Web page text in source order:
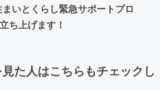
いとくらし緊急サポートプロ
ち上げます！
た人はこちらもチェックし